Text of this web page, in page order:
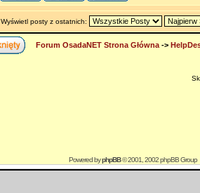
Wyświetl posty z ostatnich:
Forum OsadaNET Strona Główna->
Powered byphpBB© 2001, 2002 phpBB Group